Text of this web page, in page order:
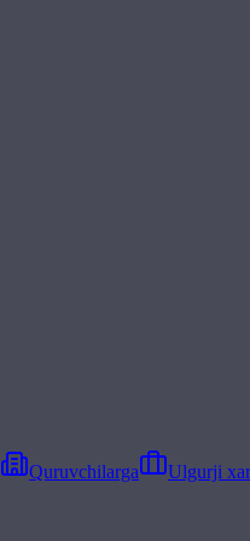
Quruvchilarga
Ulgurji